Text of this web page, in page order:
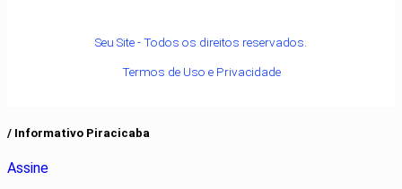
Seu Site - Todos os direitos reservados.
Termos de Uso e Privacidade
/ Informativo Piracicaba
Assine